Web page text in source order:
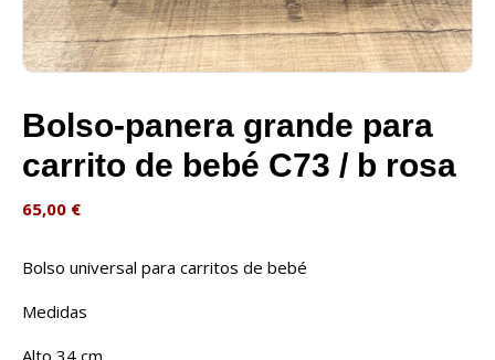
Bolso-panera grande para
carrito de bebé C73 / b rosa
65,00 €
Bolso universal para carritos de bebé
Medidas
Alto 34 cm